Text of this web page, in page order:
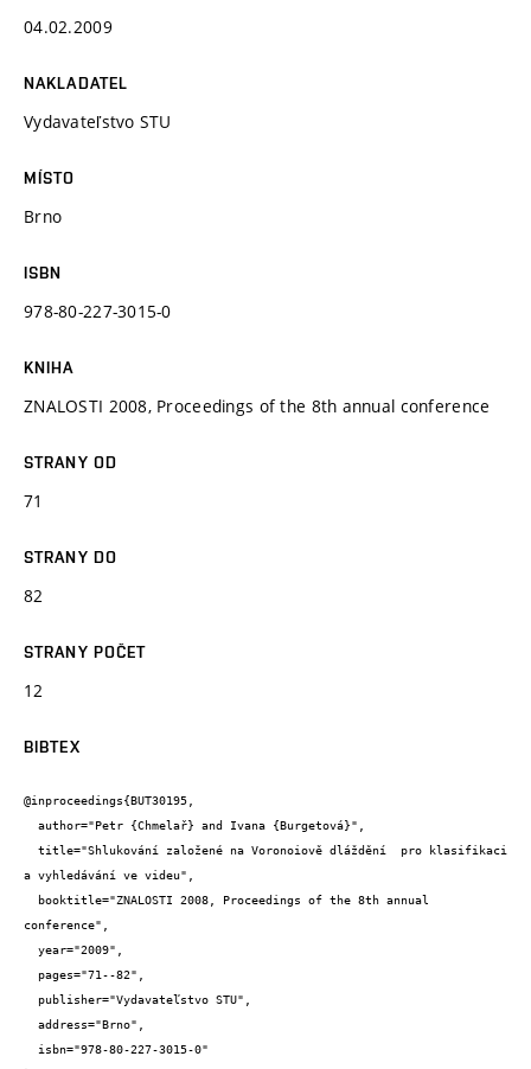
04.02.2009
NAKLADATEL
Vydavateľstvo STU
MÍSTO
Brno
ISBN
978-80-227-3015-0
KNIHA
ZNALOSTI 2008, Proceedings of the 8th annual conference
STRANY OD
71
STRANY DO
82
STRANY POČET
12
BIBTEX
@inproceedings{BUT30195,
a vyhledávání ve videu",
conference",